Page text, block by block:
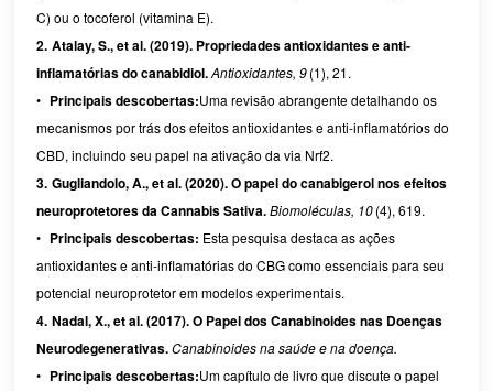
C) ou o tocoferol (vitamina E).
2. Atalay, S., et al. (2019). Propriedades antioxidantes e anti-
inflamatórias do canabidiol.​Antioxidantes, 9(1), 21.
• Principais descobertas:Uma revisão abrangente detalhando os
mecanismos por trás dos efeitos antioxidantes e anti-inflamatórios do
CBD, incluindo seu papel na ativação da via Nrf2.
3. Gugliandolo, A., et al. (2020). O papel do canabigerol nos efeitos
neuroprotetores da Cannabis Sativa.​​Biomoléculas, 10(4), 619.
• Principais descobertas: ​ Esta pesquisa destaca as ações
antioxidantes e anti-inflamatórias do CBG como essenciais para seu
potencial neuroprotetor em modelos experimentais.
4. Nadal, X., et al. (2017). O Papel dos Canabinoides nas Doenças
Neurodegenerativas.​Canabinoides na saúde e na doença.
• Principais descobertas:Um capítulo de livro que discute o papel